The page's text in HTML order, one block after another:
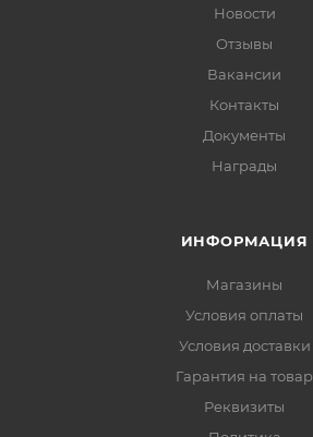
Новости
Отзывы
Вакансии
Контакты
Документы
Награды
ИНФОРМАЦИЯ
Магазины
Условия оплаты
Условия доставки
Гарантия на товар
Реквизиты